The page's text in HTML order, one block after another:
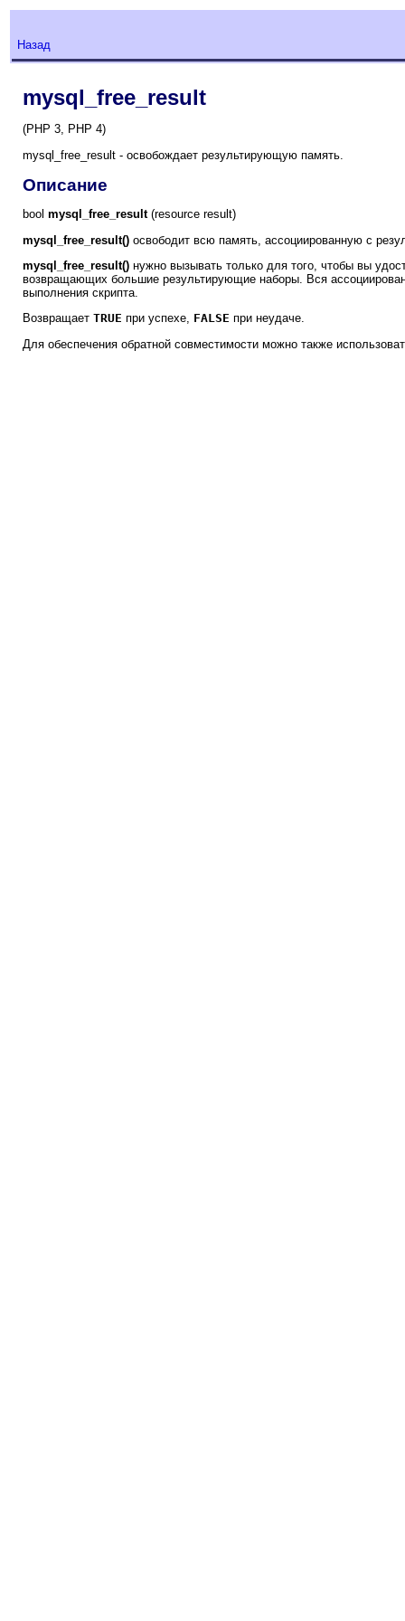
Назад
mysql_free_result
(PHP 3, PHP 4)
mysql_free_result - освобождает результирующую память.
Описание
bool mysql_free_result(resource result)
mysql_free_result() освободит всю память, ассоциированную с
mysql_free_result() нужно вызывать только для того, чтобы вы
возвращающих большие результирующие наборы. Вся
выполнения скрипта.
Возвращает TRUE при успехе, FALSE при неудаче.
Для обеспечения обратной совместимости можно также